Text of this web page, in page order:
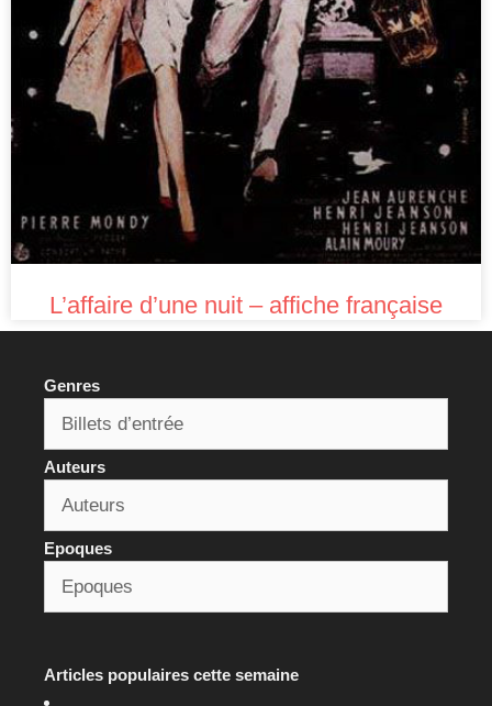
L’affaire d’une nuit – affiche française
Genres
Auteurs
Epoques
Articles populaires cette semaine